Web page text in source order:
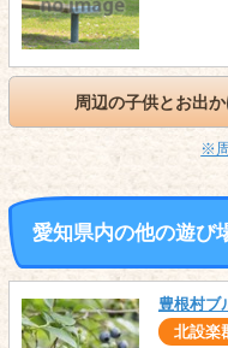
周辺の子供とお出
※
愛知県内の他の遊び
豊根村ブ
北設楽